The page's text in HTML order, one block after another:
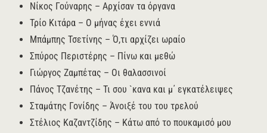
Νίκος Γούναρης – Αρχίσαν τα όργανα
Τρίο Κιτάρα – Ο μήνας έχει εννιά
Μπάμπης Τσετίνης – Ό,τι αρχίζει ωραίο
Σπύρος Περιστέρης – Πίνω και μεθώ
Γιώργος Ζαμπέτας – Οι θαλασσινοί
Πάνος Τζανέτης – Τι σου `κανα και μ΄ εγκατέλειψες
Σταμάτης Γονίδης – Άνοιξέ του του τρελού
Στέλιος Καζαντζίδης – Κάτω από το πουκαμισό μου